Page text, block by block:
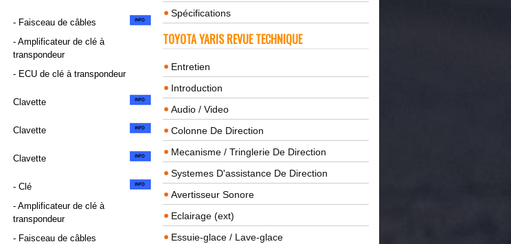
- Faisceau de câbles
- Amplificateur de clé à
transpondeur
- ECU de clé à transpondeur
Clavette
Clavette
Clavette
- Clé
- Amplificateur de clé à
transpondeur
- Faisceau de câbles
Spécifications
TOYOTA YARIS REVUE TECHNIQUE
Entretien
Introduction
Audio / Video
Colonne De Direction
Mecanisme / Tringlerie De Direction
Systemes D'assistance De Direction
Avertisseur Sonore
Eclairage (ext)
Essuie-glace / Lave-glace